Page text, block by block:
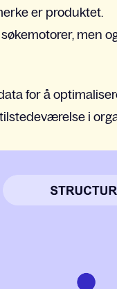
er produktet.
men
for å
i